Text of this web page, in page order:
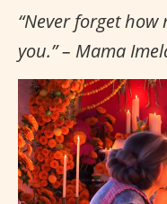
“Never forget
you.” – Mama